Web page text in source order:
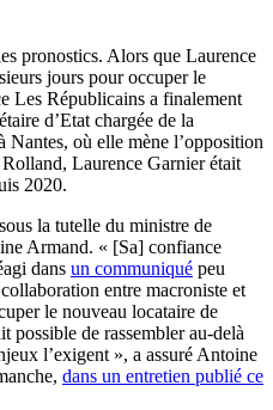
pronostics. Alors que Laurence
jours pour occuper le
Les Républicains a finalement
d’Etat chargée de la
où elle mène l’opposition
Laurence Garnier était
2020.
la tutelle du ministre de
Armand. « [Sa] confiance
dans un communiqué peu
entre macroniste et
le nouveau locataire de
possible de rassembler au-delà
l’exigent », a assuré Antoine
dans un entretien publié ce